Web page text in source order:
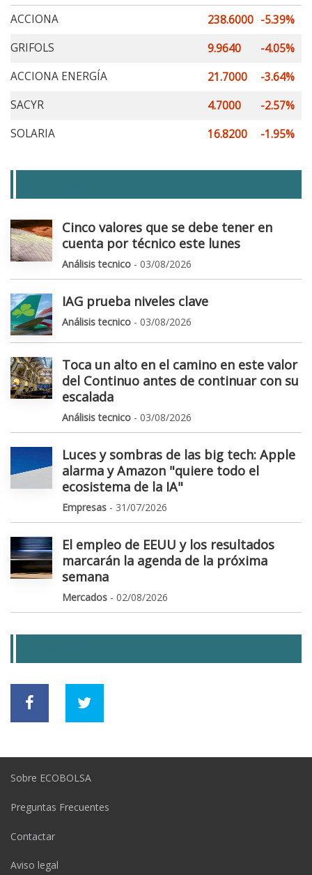
ACCIONA 238.6000 -5.39%
GRIFOLS
9.9640
-4.05%
ACCIONA ENERGÍA
21.7000
-3.64%
SACYR
4.7000
-2.57%
SOLARIA
16.8200 -1.95%
Cinco valores que se debe tener en
cuenta por técnico este lunes
Análisis tecnico - 03/08/2026
IAG prueba niveles clave
Análisis tecnico - 03/08/2026
Toca un alto en el camino en este valor
del Continuo antes de continuar con su
escalada
Análisis tecnico - 03/08/2026
Luces y sombras de las big tech: Apple
alarma y Amazon "quiere todo el
ecosistema de la IA"
Empresas - 31/07/2026
El empleo de EEUU y los resultados
marcarán la agenda de la próxima
semana
Mercados - 02/08/2026
Sobre ECOBOLSA
Preguntas Frecuentes
Contactar
Aviso legal